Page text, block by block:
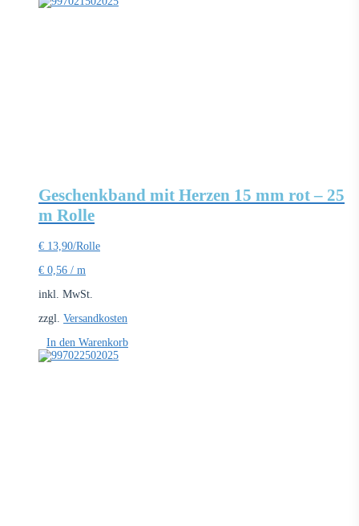
Geschenkband mit Herzen 15 mm rot – 25
m Rolle
€ 13,90/Rolle
€ 0,56 / m
inkl. MwSt.
zzgl. Versandkosten
In den Warenkorb